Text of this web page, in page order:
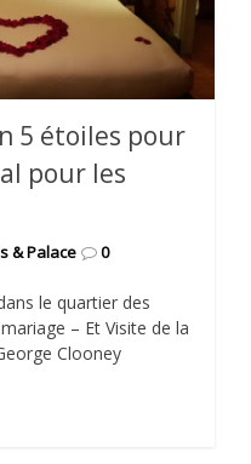
5 étoiles pour
pour les
& Palace 0
le quartier des
– Et Visite de la
Clooney